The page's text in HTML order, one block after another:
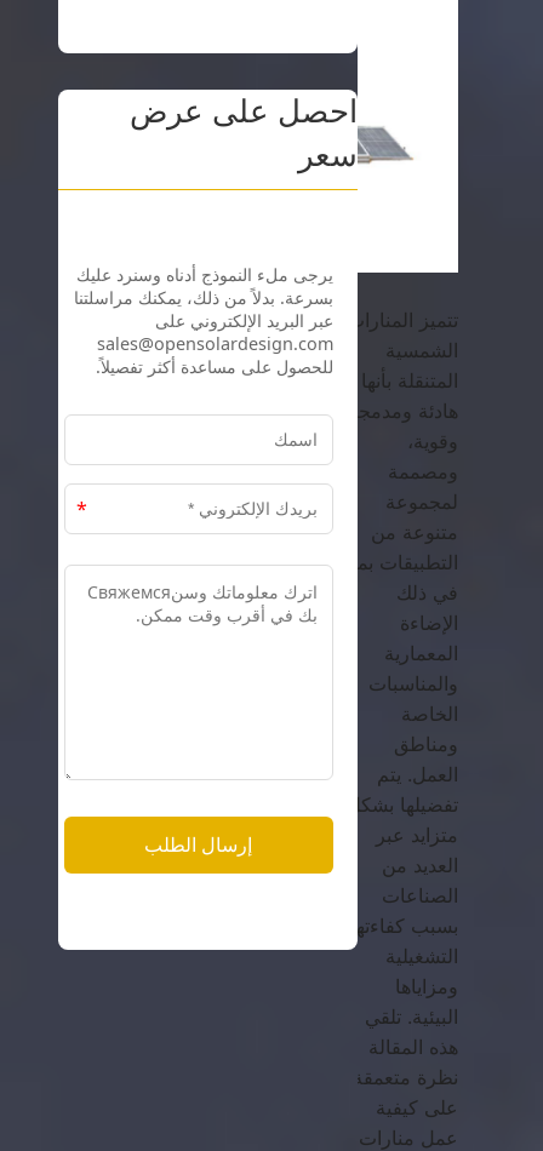
تتميز المنارات
الشمسية
المتنقلة بأنها
هادئة ومدمجة
وقوية،
ومصممة
لمجموعة
متنوعة من
التطبيقات بما
في ذلك
الإضاءة
المعمارية
والمناسبات
الخاصة
ومناطق
العمل. يتم
تفضيلها بشكل
متزايد عبر
العديد من
الصناعات
بسبب كفاءتها
التشغيلية
ومزاياها
البيئية. تلقي
هذه المقالة
نظرة متعمقة
على كيفية
عمل منارات
احصل على عرض
سعر